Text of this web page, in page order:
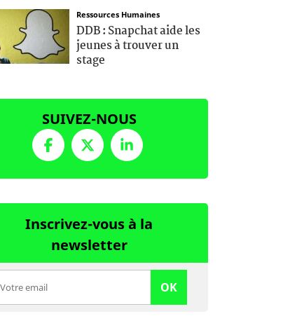
Ressources Humaines
DDB : Snapchat aide les
jeunes à trouver un
stage
SUIVEZ-NOUS
Inscrivez-vous à la
newsletter
OK